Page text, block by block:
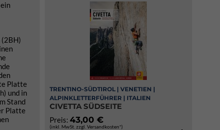
(2BH)
Platte
und in
Stand
Platte
TRENTINO-SÜDTIROL | VENETIEN |
ALPINKLETTERFÜHRER | ITALIEN
CIVETTA SÜDSEITE
Preis: 43,00 €
(inkl. MwSt. zzgl. Versandkosten*)